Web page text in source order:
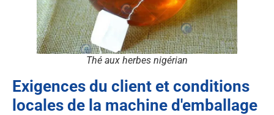
Thé aux herbes nigérian
Exigences du client et conditions
locales de la machine d'emballage